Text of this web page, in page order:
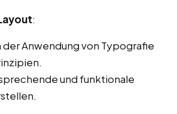
:
der Anwendung von Typografie
und funktionale